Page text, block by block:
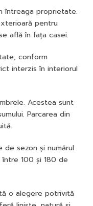
întreaga proprietate.
pentru
află în fața casei.
conform
interzis în interiorul
Acestea sunt
Parcarea din
de sezon și numărul
100 și 180 de
o alegere potrivită